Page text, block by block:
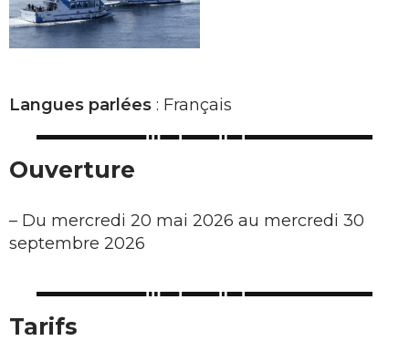
Langues parlées : Français
Ouverture
– Du mercredi 20 mai 2026 au mercredi 30
septembre 2026
Tarifs